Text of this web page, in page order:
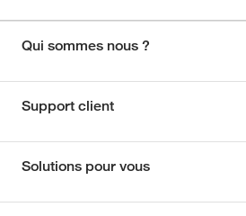
Qui sommes nous ?
Support client
Solutions pour vous